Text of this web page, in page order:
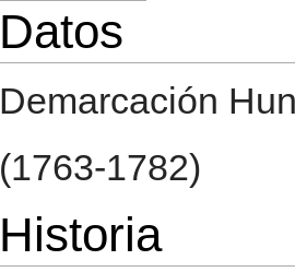
Datos
Demarcación
(1763-1782)
Historia